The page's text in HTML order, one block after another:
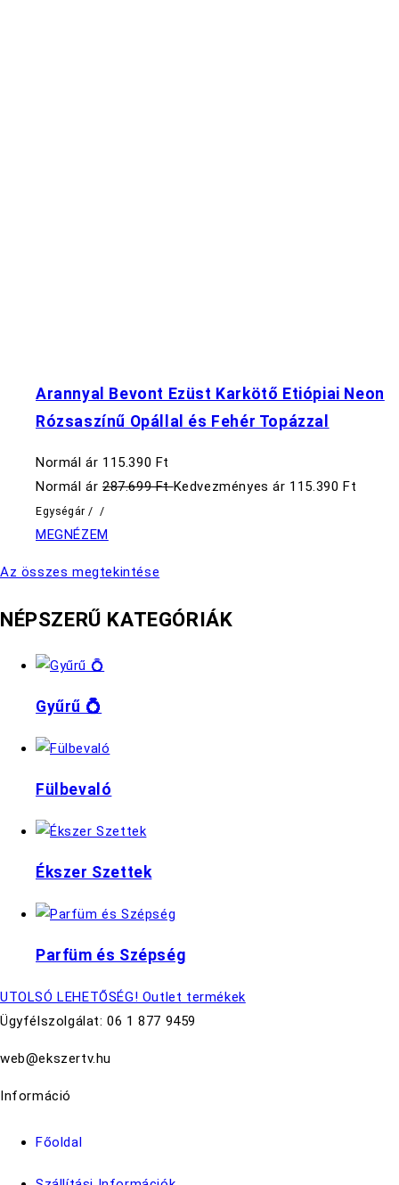
Arannyal Bevont Ezüst Karkötő Etiópiai Neon
Rózsaszínű Opállal és Fehér Topázzal
Normál ár 115.390 Ft
Normál ár 287.699 FtKedvezményes ár 115.390 Ft
Egységár / /
MEGNÉZEM
Az összes megtekintése
NÉPSZERŰ KATEGÓRIÁK
Gyűrű 💍
Fülbevaló
Ékszer Szettek
Parfüm és Szépség
UTOLSÓ LEHETŐSÉG! Outlet termékek
Ügyfélszolgálat: 06 1 877 9459
web@ekszertv.hu
Információ
Főoldal